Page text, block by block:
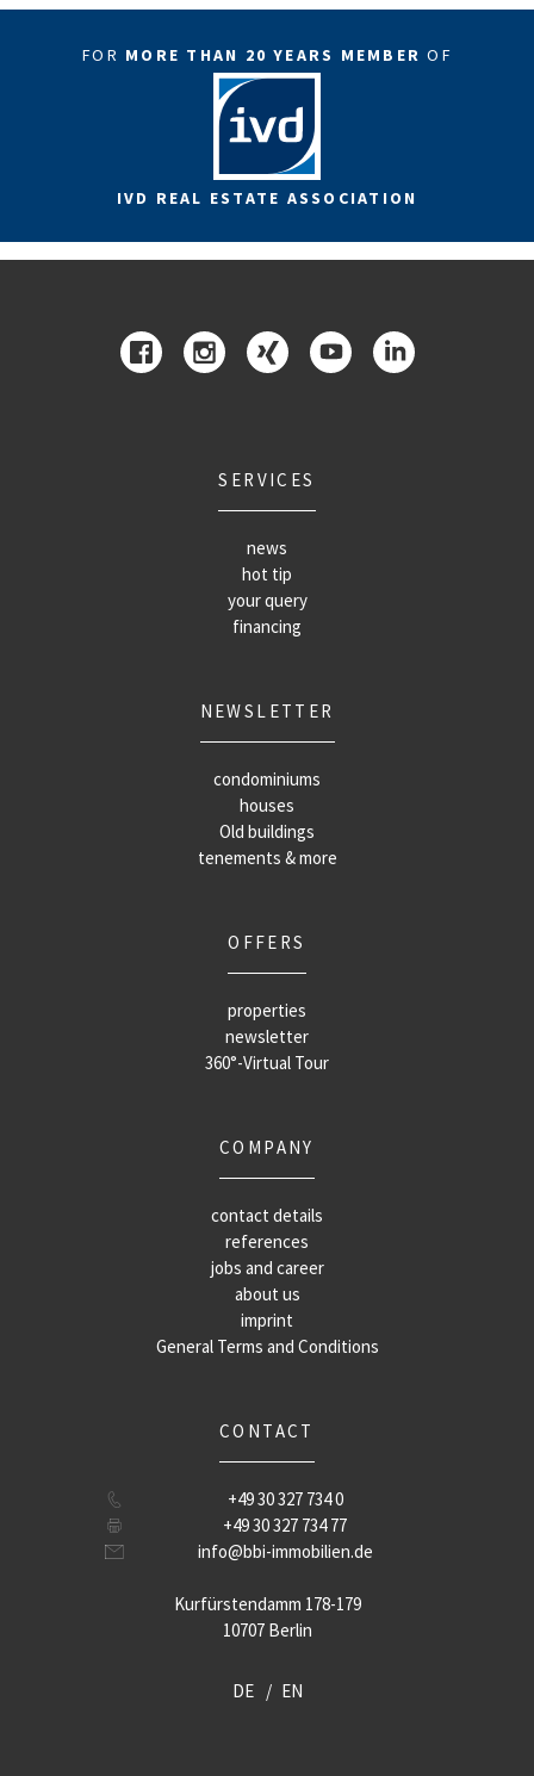
FOR MORE THAN 20 YEARS MEMBEROF
IVD REAL ESTATE ASSOCIATION
SERVICES
news
hot tip
your query
financing
NEWSLETTER
condominiums
houses
Old buildings
tenements & more
OFFERS
properties
newsletter
360°-Virtual Tour
COMPANY
contact details
references
jobs and career
about us
imprint
General Terms and Conditions
CONTACT
+49 30 327 734 0
+49 30 327 734 77
info@bbi-immobilien.de
Kurfürstendamm 178-179
10707 Berlin
DE EN